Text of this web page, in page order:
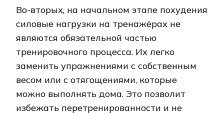
Во-вторых, на начальном этапе похудения
силовые нагрузки на тренажёрах не
являются обязательной частью
тренировочного процесса. Их легко
заменить упражнениями с собственным
весом или с отягощениями, которые
можно выполнять дома. Это позволит
избежать перетренированности и не